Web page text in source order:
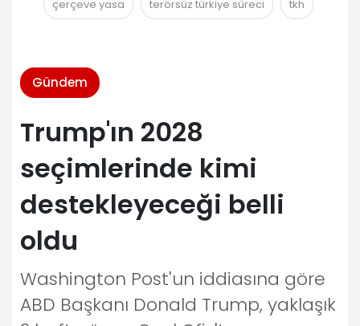
çerçeve yasa terörsüz türkiye süreci tkh
Gündem
Trump'ın 2028
seçimlerinde kimi
destekleyeceği belli
oldu
Washington Post'un iddiasına göre
ABD Başkanı Donald Trump, yaklaşık